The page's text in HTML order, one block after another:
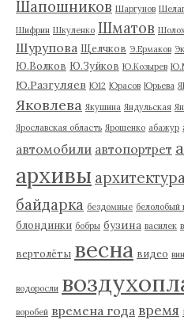
Шапошников Шаргунов
Шифрин Шкуленко Шматов
Шурупова Щелчков Э.Ермаков
Ю.Волков Ю.Зуйков Ю.Козырев
Ю.Разгуляев Ю12 Юрасов Юрьева
Яковлева Якушина Яндульская
Ярославская область Ярошенко абажур
автомобили автопортрет
архивы архитектура
байдарка бездомные белолобый
блондинки бобры бузина василек
вертолёты весна видео
водоросли
воробей времена года время